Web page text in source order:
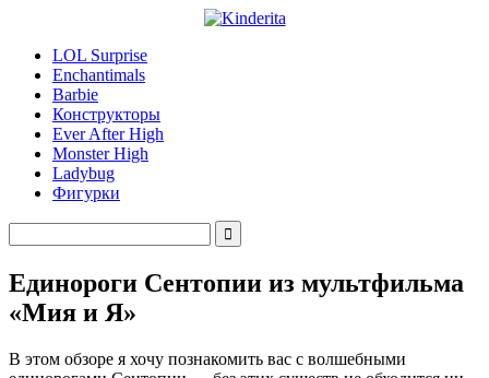
LOL Surprise
Enchantimals
Barbie
Конструкторы
Ever After High
Monster High
Ladybug
Фигурки
Единороги Сентопии из мультфильма
«Мия и Я»
В этом обзоре я хочу познакомить вас с волшебными